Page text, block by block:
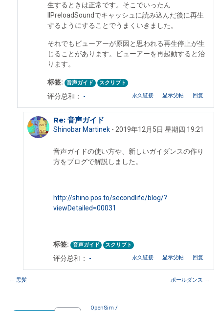
生するときは正常です。そこでいったん
llPreloadSoundでキャッシュに読み込んだ後に再生
するようにすることでうまくいきました。
それでもビューアーが原因と思われる再生停止が生
じることがあります。ビューアーを再起動すると治
ります。
标签: 音声ガイド スクリプト
评分总和： - 永久链接 显示父帖 回复
回复Shinobar Martinek
Re: 音声ガイド
Shinobar Martinek - 2019年12月5日 星期四 19:21
音声ガイドの使い方や、新しいガイダンスの作り
方をブログで解説しました。
http://shino.pos.to/secondlife/blog/?
viewDetailed=00031
标签: 音声ガイド スクリプト
评分总和： - 永久链接 显示父帖 回复
← 黒髪 ポールダンス →
OpenSim /